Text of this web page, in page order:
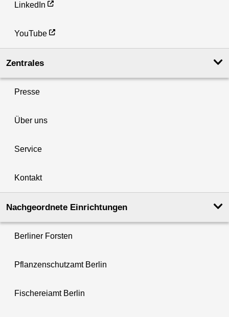
LinkedIn
YouTube
Zentrales
Presse
Über uns
Service
Kontakt
Nachgeordnete Einrichtungen
Berliner Forsten
Pflanzenschutzamt Berlin
Fischereiamt Berlin